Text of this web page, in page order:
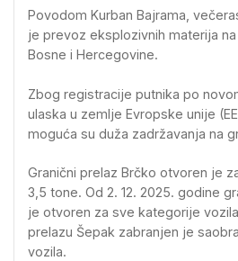
Povodom Kurban Bajrama,
je prevoz eksplozivnih materija
Bosne i Hercegovine.
Zbog registracije putnika po
ulaska u zemlje Evropske unije
moguća su duža zadržavanja na
Granični prelaz Brčko otvoren je
3,5 tone. Od 2. 12. 2025. godine
je otvoren za sve kategorije
prelazu Šepak zabranjen je
vozila.